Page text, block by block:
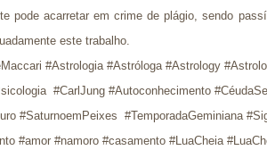
pode acarretar em crime de plágio, sendo
este trabalho.
#Astrologia #Astróloga #Astrology
#CarlJung #Autoconhecimento
#SaturnoemPeixes  #TemporadaGeminiana
#amor #namoro #casamento #LuaCheia